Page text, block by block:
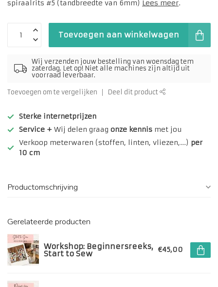
spiraalrits #5 (tandbreedte van 6mm) Lees meer.
Toevoegen aan winkelwagen
Wij verzenden jouw bestelling van woensdag tem
zaterdag. Let op! Niet alle machines zijn altijd uit
voorraad leverbaar.
Toevoegen om te vergelijken Deel dit product
Sterke internetprijzen
Service + Wij delen graag onze kennis met jou
Verkoop meterwaren (stoffen, linten, vliezen,...) per
10 cm
Productomschrijving
Gerelateerde producten
Workshop: Beginnersreeks,
Start to Sew €45,00